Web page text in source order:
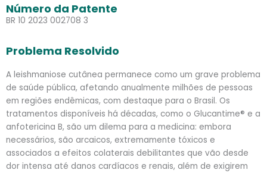
Número da Patente
BR 10 2023 002708 3
Problema Resolvido
A leishmaniose cutânea permanece como um grave problema
de saúde pública, afetando anualmente milhões de pessoas
em regiões endêmicas, com destaque para o Brasil. Os
tratamentos disponíveis há décadas, como o Glucantime® e a
anfotericina B, são um dilema para a medicina: embora
necessários, são arcaicos, extremamente tóxicos e
associados a efeitos colaterais debilitantes que vão desde
dor intensa até danos cardíacos e renais, além de exigirem